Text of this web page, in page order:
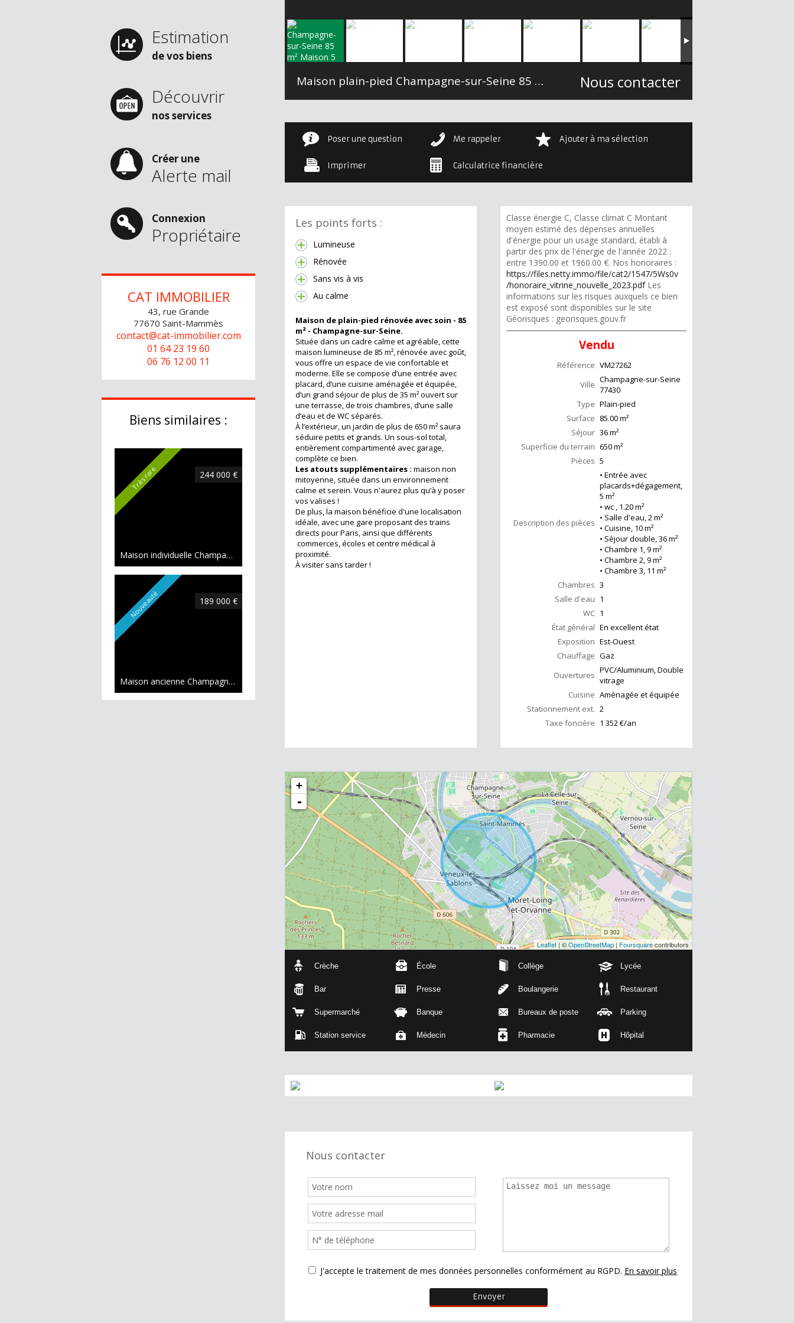
Estimation
de vos biens
Découvrir
nos services
Créer une
Alerte mail
Connexion
Propriétaire
CAT IMMOBILIER
43, rue Grande
77670 Saint-Mammès
contact@cat-immobilier.com
01 64 23 19 60
06 76 12 00 11
Biens similaires :
Très rare 244 000 €
Maison individuelle Champagne-sur-Seine 100 m²
Nouveauté 189 000 €
Maison ancienne Champagne-sur-Seine
74 m²
Maison plain-pied Champagne-sur-Seine 85 m² Nous contacter
Poser une question Me rappeler Ajouter à ma sélection
Imprimer Calculatrice financière
Les points forts :
Lumineuse
Rénovée
Sans vis à vis
Au calme
Maison de plain-pied rénovée avec soin - 85
m² - Champagne-sur-Seine.
Située dans un cadre calme et agréable, cette
maison lumineuse de 85 m², rénovée avec goût,
vous offre un espace de vie confortable et
moderne. Elle se compose d’une entrée avec
placard, d’une cuisine aménagée et équipée,
d’un grand séjour de plus de 35 m² ouvert sur
une terrasse, de trois chambres, d’une salle
d’eau et de WC séparés.
À l’extérieur, un jardin de plus de 650 m² saura
séduire petits et grands. Un sous-sol total,
entièrement compartimenté avec garage,
complète ce bien.
Les atouts supplémentaires : maison non
mitoyenne, située dans un environnement
calme et serein. Vous n'aurez plus qu’à y poser
vos valises !
De plus, la maison bénéficie d'une localisation
idéale, avec une gare proposant des trains
directs pour Paris, ainsi que différents
commerces, écoles et centre médical à
proximité.
À visiter sans tarder !
Classe énergie C, Classe climat C Montant
moyen estimé des dépenses annuelles
d'énergie pour un usage standard, établi à
partir des prix de l'énergie de l'année 2022 :
entre 1390.00 et 1960.00 €. Nos honoraires :
https://files.netty.immo/file/cat2/1547/5Ws0v
/honoraire_vitrine_nouvelle_2023.pdfLes
informations sur les risques auxquels ce bien
est exposé sont disponibles sur le site
Géorisques : georisques.gouv.fr
Vendu
Référence VM27262
Ville Champagne-sur-Seine
77430
Type Plain-pied
Surface 85.00m²
Séjour 36m²
Superficie du terrain 650 m²
Pièces 5
Description des pièces
• Entrée avec
placards+dégagement,
5 m²
• wc , 1.20 m²
• Salle d'eau, 2 m²
• Cuisine, 10 m²
• Séjour double, 36 m²
• Chambre 1, 9 m²
• Chambre 2, 9 m²
• Chambre 3, 11 m²
Chambres 3
Salle d'eau 1
WC 1
État général En excellent état
Exposition Est-Ouest
Chauffage Gaz
Ouvertures PVC/Aluminium, Double
vitrage
Cuisine Aménagée et équipée
Stationnement ext. 2
Taxe foncière 1 352 €/an
+
-
Leaflet | ©OpenStreetMap | Foursquarecontributors
Crèche École Collège Lycée
Bar Presse Boulangerie Restaurant
Supermarché Banque Bureaux de poste Parking
Station service Médecin Pharmacie Hôpital
Nous contacter
J'accepte le traitement de mes données personnelles conformément au RGPD. En savoir plus